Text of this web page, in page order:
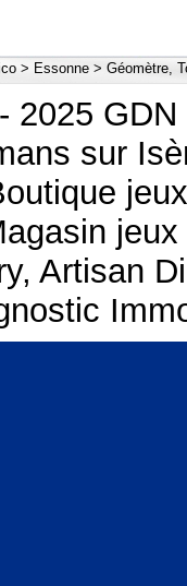
> Essonne > Géomètre,
2025
sur
, Artisan